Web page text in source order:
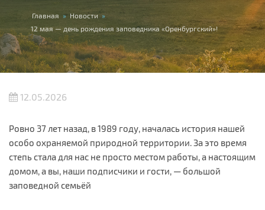
Вы здесь
Главная » Новости »
12 мая — день рождения заповедника «Оренбургский»!
12.05.2026
Ровно 37 лет назад, в 1989 году, началась история нашей
особо охраняемой природной территории. За это время
степь стала для нас не просто местом работы, а настоящим
домом, а вы, наши подписчики и гости, — большой
заповедной семьёй